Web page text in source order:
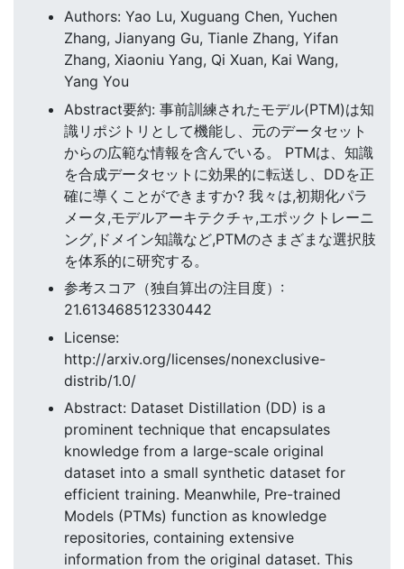
Authors: Yao Lu, Xuguang Chen, Yuchen
Zhang, Jianyang Gu, Tianle Zhang, Yifan
Zhang, Xiaoniu Yang, Qi Xuan, Kai Wang,
Yang You
Abstract要約: 事前訓練されたモデル(PTM)は知
識リポジトリとして機能し、元のデータセット
からの広範な情報を含んでいる。 PTMは、知識
を合成データセットに効果的に転送し、DDを正
確に導くことができますか? 我々は,初期化パラ
メータ,モデルアーキテクチャ,エポックトレーニ
ング,ドメイン知識など,PTMのさまざまな選択肢
を体系的に研究する。
参考スコア（独自算出の注目度）:
21.613468512330442
License:
http://arxiv.org/licenses/nonexclusive-
distrib/1.0/
Abstract: Dataset Distillation (DD) is a
prominent technique that encapsulates
knowledge from a large-scale original
dataset into a small synthetic dataset for
efficient training. Meanwhile, Pre-trained
Models (PTMs) function as knowledge
repositories, containing extensive
information from the original dataset. This